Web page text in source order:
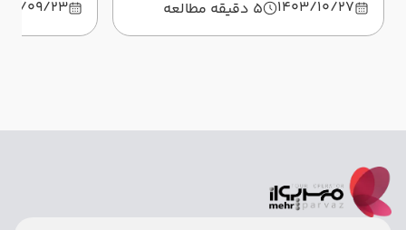
این مطلب با کادیفکاله آشنا می‌شوید.
1403/10/27 5 دقیقه مطالعه
این جاذبه
09/23